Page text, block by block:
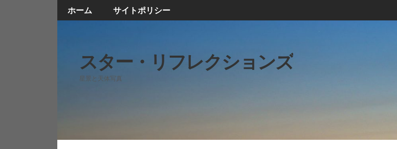
ホーム サイトポリシー
スター・リフレクションズ
星景と天体写真